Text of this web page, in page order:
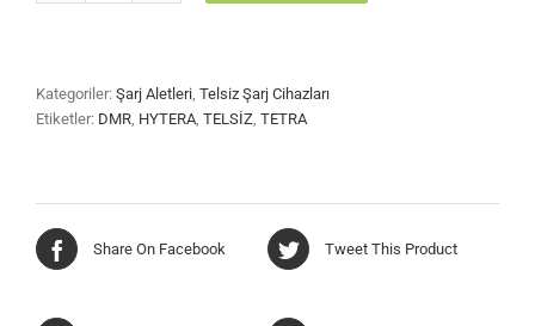
Şarj
Cihazı
Kategoriler: Şarj Aletleri, Telsiz Şarj Cihazları
Etiketler: DMR, HYTERA, TELSİZ, TETRA
Share On Facebook Tweet This Product